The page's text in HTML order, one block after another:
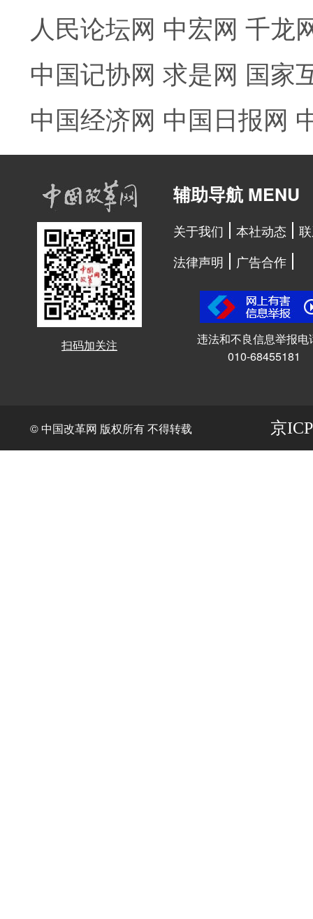
人民论坛网 中宏网 千龙
中国记协网 求是网 国家
中国经济网 中国日报网
扫码加关注
辅助导航 MENU
关于我们 本社动态
法律声明
广告合作
违法和不良信息举报电
010-68455181
© 中国改革网 版权所有 不得转载 京